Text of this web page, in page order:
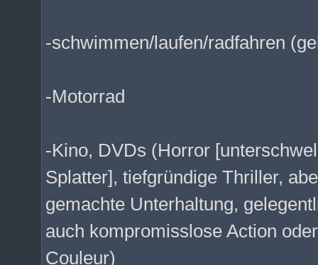
-schwimmen/laufen/radfahren
-Motorrad
-Kino, DVDs (Horror
Splatter], tiefgründige Thriller,
gemachte Unterhaltung,
auch kompromisslose Action
Couleur)